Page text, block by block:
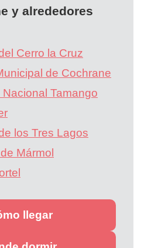
y alrededores
Cerro la Cruz
de Cochrane
Tamango
los Tres Lagos
Mármol
llegar